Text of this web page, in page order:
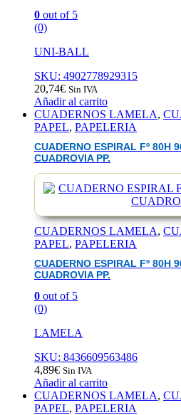
0 out of 5
(0)
UNI-BALL
SKU: 4902778929315
20,74€ Sin IVA
Añadir al carrito
CUADERNOS LAMELA,
PAPEL, PAPELERIA
CUADERNO ESPIRAL Fº 80H
CUADROVIA PP.
CUADERNOS LAMELA,
PAPEL, PAPELERIA
CUADERNO ESPIRAL Fº 80H
CUADROVIA PP.
0 out of 5
(0)
LAMELA
SKU: 8436609563486
4,89€ Sin IVA
Añadir al carrito
CUADERNOS LAMELA,
PAPEL, PAPELERIA